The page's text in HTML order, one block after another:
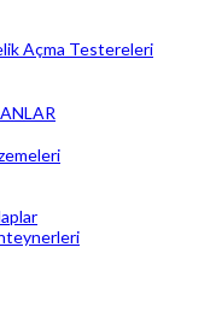
Açma Testereleri